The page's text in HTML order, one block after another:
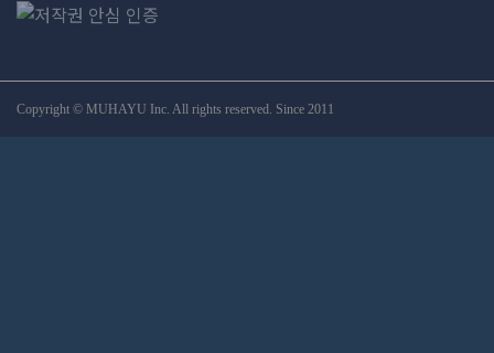
Copyright © MUHAYU Inc. All rights reserved. Since 2011